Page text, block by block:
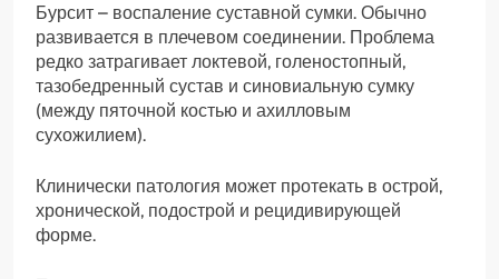
Бурсит – воспаление суставной сумки. Обычно
развивается в плечевом соединении. Проблема
редко затрагивает локтевой, голеностопный,
тазобедренный сустав и синовиальную сумку
(между пяточной костью и ахилловым
сухожилием).
Клинически патология может протекать в острой,
хронической, подострой и рецидивирующей
форме.